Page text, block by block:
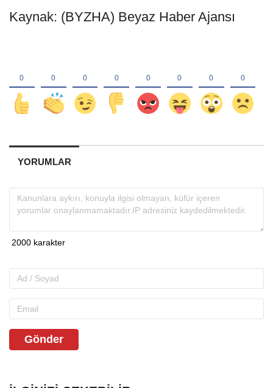
Kaynak: (BYZHA) Beyaz Haber Ajansı
YORUMLAR
Gönder